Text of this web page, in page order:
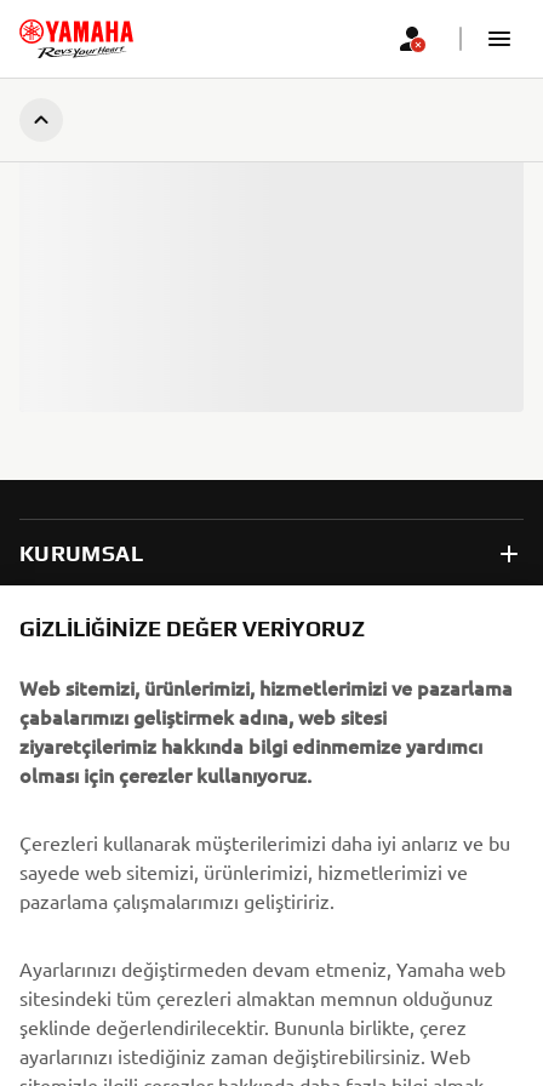
KURUMSAL
B2B
DAHA FAZLA YAMAHA
DESTEK
BÜLTEN
En son fırsatları, özel etkinlikleri, yeni çıkan ürünleri ve daha
fazlasını ilk öğrenen siz olun
ABONE OL
GIZLILIĞINIZE DEĞER VERIYORUZ
Web sitemizi, ürünlerimizi, hizmetlerimizi ve pazarlama
çabalarımızı geliştirmek adına, web sitesi
ziyaretçilerimiz hakkında bilgi edinmemize yardımcı
olması için çerezler kullanıyoruz.
Çerezleri kullanarak müşterilerimizi daha iyi anlarız ve bu
sayede web sitemizi, ürünlerimizi, hizmetlerimizi ve
pazarlama çalışmalarımızı geliştiririz.
Ayarlarınızı değiştirmeden devam etmeniz, Yamaha web
sitesindeki tüm çerezleri almaktan memnun olduğunuz
şeklinde değerlendirilecektir. Bununla birlikte, çerez
ayarlarınızı istediğiniz zaman değiştirebilirsiniz. Web